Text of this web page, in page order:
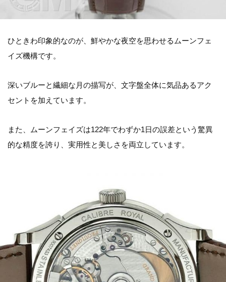
ひときわ印象的なのが、鮮やかな夜空を思わせるムーンフェ
イズ機構です。
深いブルーと繊細な月の描写が、文字盤全体に気品あるアク
セントを加えています。
また、ムーンフェイズは122年でわずか1日の誤差という驚異
的な精度を誇り、実用性と美しさを両立しています。